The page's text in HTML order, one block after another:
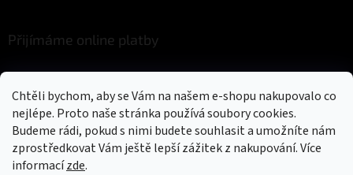
Chtěli bychom, aby se Vám na našem e-shopu nakupovalo co
nejlépe. Proto naše stránka používá soubory cookies.
Budeme rádi, pokud s nimi budete souhlasit a umožníte nám
zprostředkovat Vám ještě lepší zážitek z nakupování.Více
informacízde.
Přijímáme online platby
Vytvořil Shoptet